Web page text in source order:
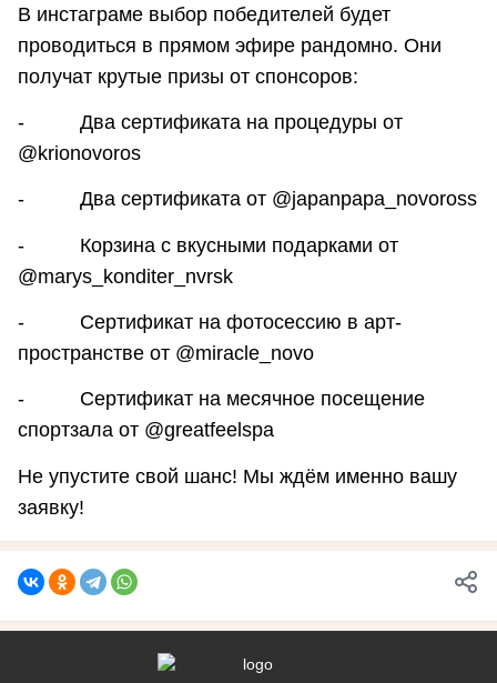
В инстаграме выбор победителей будет
проводиться в прямом эфире рандомно. Они
получат крутые призы от спонсоров:
- Два сертификата на процедуры от
@krionovoros
- Два сертификата от @japanpapa_novoross
- Корзина с вкусными подарками от
@marys_konditer_nvrsk
- Сертификат на фотосессию в арт-
пространстве от @miracle_novo
- Сертификат на месячное посещение
спортзала от @greatfeelspa
Не упустите свой шанс! Мы ждём именно вашу
заявку!